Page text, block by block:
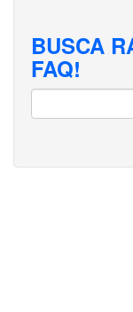
BUSCA
FAQ!